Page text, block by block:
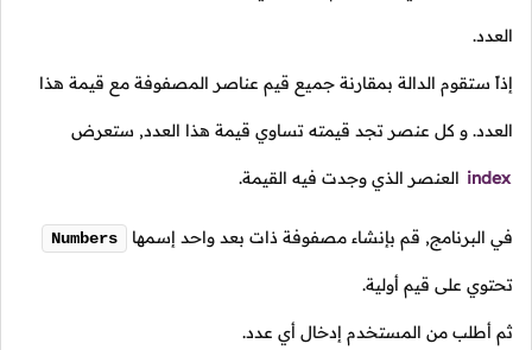
العدد.
إذاً ستقوم الدالة بمقارنة جميع قيم عناصر المصفوفة مع قيمة هذا
العدد. و كل عنصر تجد قيمته تساوي قيمة هذا العدد, ستعرض
index العنصر الذي وجدت فيه القيمة.
في البرنامج, قم بإنشاء مصفوفة ذات بعد واحد إسمها Numbers
تحتوي على قيم أولية.
ثم أطلب من المستخدم إدخال أي عدد.